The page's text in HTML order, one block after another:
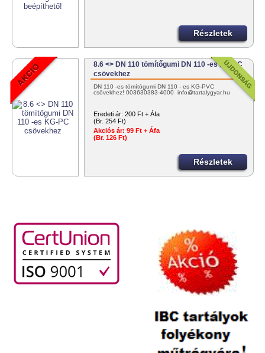
Részletek
8.6 <> DN 110 tömítőgumi DN 110 -es KG-PC
csövekhez
DN 110 -es tömítógumi DN 110 - es KG-PVC
csövekhez! 003630383-4000 info@tartalygyar.hu
Eredeti ár: 200 Ft + Áfa
(Br. 254 Ft)
Akciós ár: 99 Ft + Áfa
(Br. 126 Ft)
Részletek